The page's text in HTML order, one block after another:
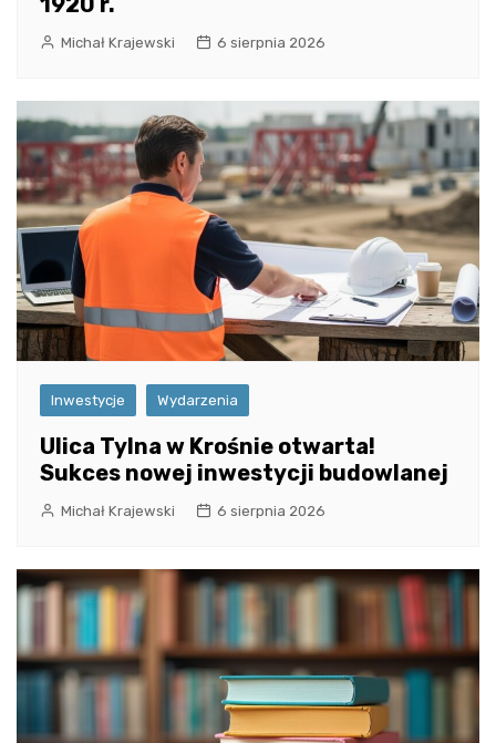
Michał Krajewski 6 sierpnia 2026
Inwestycje Wydarzenia
Ulica Tylna w Krośnie otwarta!
Sukces nowej inwestycji budowlanej
Michał Krajewski 6 sierpnia 2026